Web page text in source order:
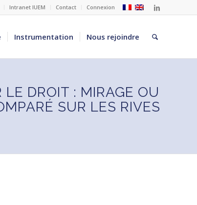
Intranet IUEM Contact Connexion
Instrumentation Nous rejoindre
DROIT : MIRAGE OU
SUR LES RIVES